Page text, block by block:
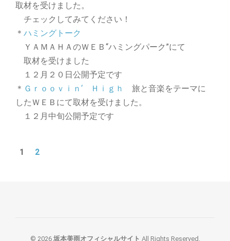
取材を受けました。
チェックしてみてください！
＊ ハミングトーク
ＹＡＭＡＨＡのＷＥＢ“ハミングパーク”にて
取材を受けました
１２月２０日公開予定です
＊ Ｇｒｏｏｖｉｎ‘ Ｈｉｇｈ
旅と音楽をテーマに
したＷＥＢにて取材を受けました。
１２月中旬公開予定です
1 2
© 2026 坂本美雨オフィシャルサイト All Rights Reserved.